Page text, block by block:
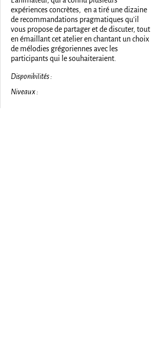
expériences concrètes, en a tiré une dizaine
de recommandations pragmatiques qu'il
vous propose de partager et de discuter, tout
en émaillant cet atelier en chantant un choix
de mélodies grégoriennes avec les
participants qui le souhaiteraient.
Disponibilités :
Niveaux :